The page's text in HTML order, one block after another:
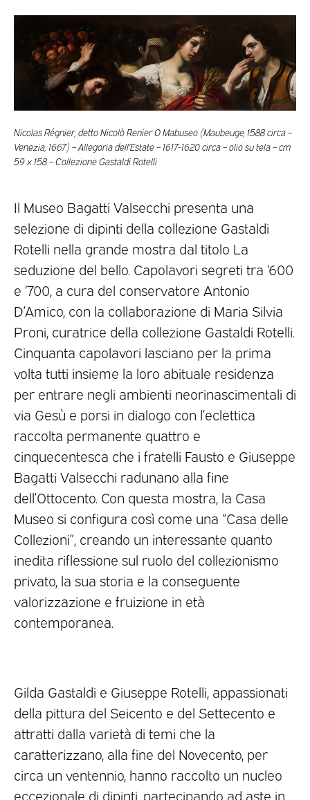
Nicolas Régnier, detto Nicolò Renier O Mabuseo (Maubeuge, 1588 circa –
Venezia, 1667) – Allegoria dell’Estate – 1617-1620 circa – olio su tela – cm
59 x 158 – Collezione Gastaldi Rotelli
Il Museo Bagatti Valsecchi presenta una
selezione di dipinti della collezione Gastaldi
Rotelli nella grande mostra dal titolo La
seduzione del bello. Capolavori segreti tra ‘600
e ‘700, a cura del conservatore Antonio
D’Amico, con la collaborazione di Maria Silvia
Proni, curatrice della collezione Gastaldi Rotelli.
Cinquanta capolavori lasciano per la prima
volta tutti insieme la loro abituale residenza
per entrare negli ambienti neorinascimentali di
via Gesù e porsi in dialogo con l’eclettica
raccolta permanente quattro e
cinquecentesca che i fratelli Fausto e Giuseppe
Bagatti Valsecchi radunano alla fine
dell’Ottocento. Con questa mostra, la Casa
Museo si configura così come una “Casa delle
Collezioni”, creando un interessante quanto
inedita riflessione sul ruolo del collezionismo
privato, la sua storia e la conseguente
valorizzazione e fruizione in età
contemporanea.
Gilda Gastaldi e Giuseppe Rotelli, appassionati
della pittura del Seicento e del Settecento e
attratti dalla varietà di temi che la
caratterizzano, alla fine del Novecento, per
circa un ventennio, hanno raccolto un nucleo
eccezionale di dipinti, partecipando ad aste in